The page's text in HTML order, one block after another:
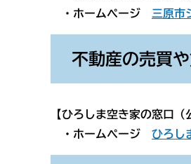
・ホームページ 三原市
不動産の売買
【ひろしま空き家の窓口
・ホームページ ひろし